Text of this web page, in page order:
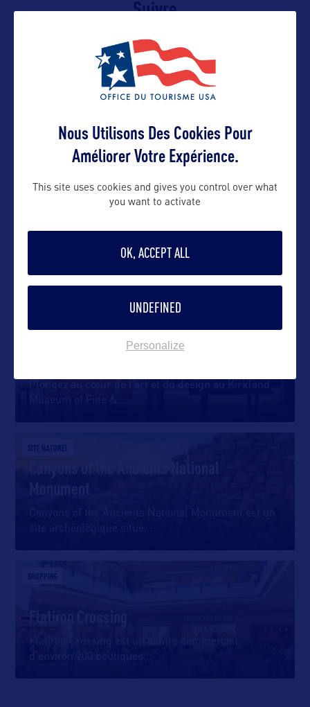
Suivre
VOIR LE SITE
DANS LA MÊME CATEGORIE
Plongez au cœur de l’art et du design au Kirkland
Museum of Fine &
SITE NATUREL
Canyons of the Ancients National Monument est un
site archéologique situé
SHOPPING
Flatiron Crossing
Flatiron Crossing est un centre commercial
d’environ 200 boutiques
Nous Utilisons Des Cookies Pour
Améliorer Votre Expérience.
This site uses cookies and gives you control over what
you want to activate
OK, ACCEPT ALL
UNDEFINED
Personalize